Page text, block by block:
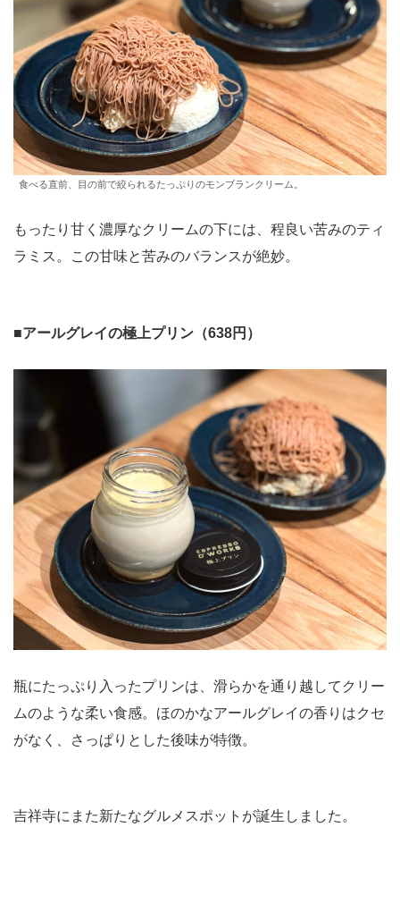
食べる直前、目の前で絞られるたっぷりのモンブランクリーム。
もったり甘く濃厚なクリームの下には、程良い苦みのティ
ラミス。この甘味と苦みのバランスが絶妙。
■アールグレイの極上プリン（638円）
瓶にたっぷり入ったプリンは、滑らかを通り越してクリー
ムのような柔い食感。ほのかなアールグレイの香りはクセ
がなく、さっぱりとした後味が特徴。
吉祥寺にまた新たなグルメスポットが誕生しました。